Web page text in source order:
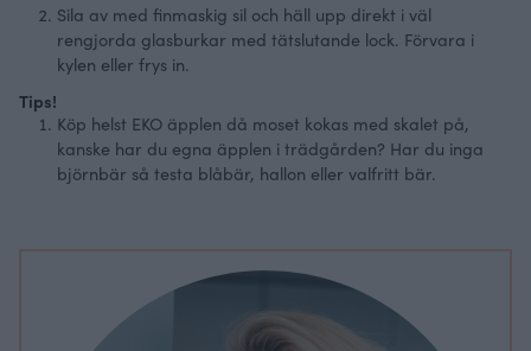
Sila av med finmaskig sil och häll upp direkt i väl
rengjorda glasburkar med tätslutande lock. Förvara i
kylen eller frys in.
Tips!
Köp helst EKO äpplen då moset kokas med skalet på,
kanske har du egna äpplen i trädgården? Har du inga
björnbär så testa blåbär, hallon eller valfritt bär.